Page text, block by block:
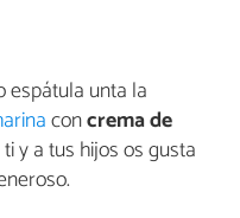
espátula unta la
concrema de
y a tus hijos os gusta